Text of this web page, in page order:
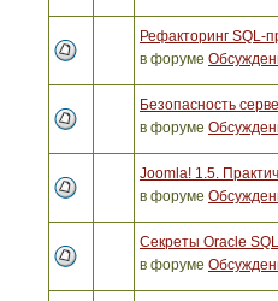
Рефакторинг SQL-
в форуме
Безопасность
в форуме
Joomla! 1.5.
в форуме
Секреты Oracle SQL
в форуме